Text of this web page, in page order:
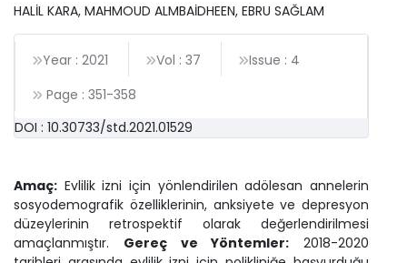
HALİL KARA, MAHMOUD ALMBAİDHEEN, EBRU SAĞLAM
Year : 2021 Vol : 37
Issue : 4
Page : 351-358
DOI : 10.30733/std.2021.01529
Amaç: Evlilik izni için yönlendirilen adölesan annelerin
sosyodemografik özelliklerinin, anksiyete ve depresyon
düzeylerinin retrospektif olarak değerlendirilmesi
amaçlanmıştır. Gereç ve Yöntemler: 2018-2020